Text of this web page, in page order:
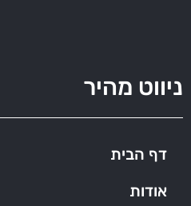
ניווט מהיר
דף הבית
אודות